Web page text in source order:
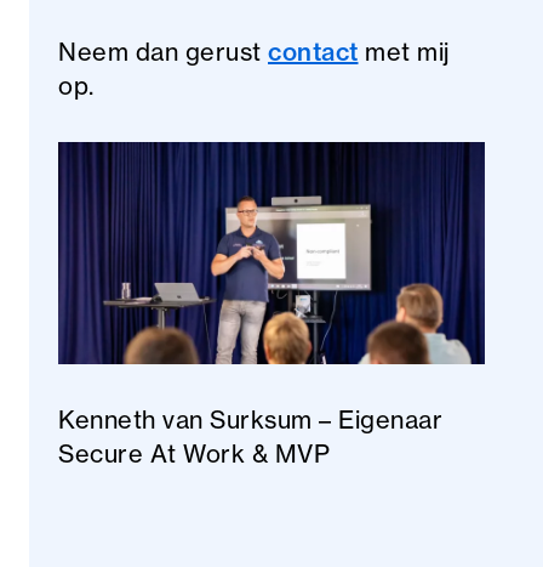
Neem dan gerust contact met mij
op.
Kenneth van Surksum – Eigenaar
Secure At Work & MVP